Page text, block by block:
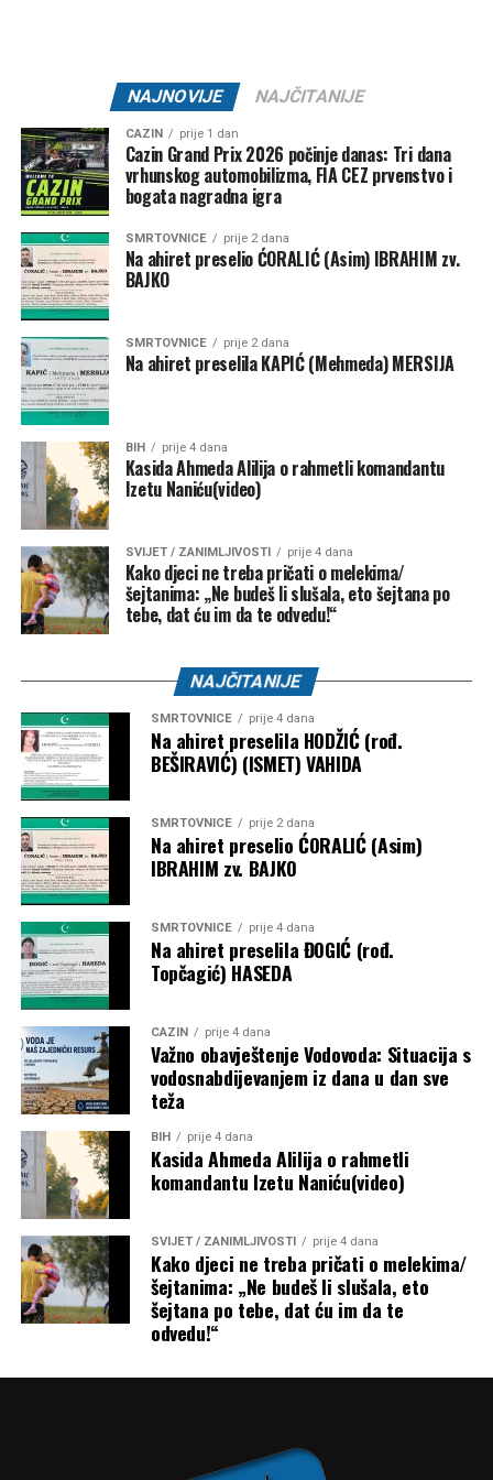
NK “Željezničar 73” –
MNK “Željo” –5.000 KM
Klub borilačkih sportova “Serhat” –1.500 KM
Ključ – 84.000 KM
NK “Ključ” –80.000 KM
Kanu-kajakaški klub “K4” –
FK “Bajer 99” Velagići –
NK “Omladinac” Sanica –1.000 KM
Bužim – 27.000 KM
NK “Vitez” – 10.000 KM
FK “Bratstvo-Veterani” –
FK “Konjodor” –
FK “Bužim” –3.000 KM
OK “Bužim” –3.000 KM
ŽOK “Bužim” –1.000 KM
Bosanski Petrovac – 3.500 KM
Udruženje košarkaškog sporta “Mladost” –
Karate klub “Mladost” –1.500 KM
Objavljivanjem kompletne liste korisnika javnost je po prvi
put dobila detaljan uvid u raspodjelu dodatnih budžetskih
sredstava za sport. Ostaje otvoreno pitanje prema kojim su
kriterijima određeni pojedinačni iznosi, budući da
obrazloženje metodologije raspodjele nije objavljeno.
Post
Share
Tweet
Mail
NAJNOVIJE NAJČITANIJE
CAZIN prije 1 dan
Cazin Grand Prix 2026 počinje danas: Tri dana
vrhunskog automobilizma, FIA CEZ prvenstvo i
bogata nagradna igra
SMRTOVNICE prije 2 dana
Na ahiret preselio ĆORALIĆ (Asim) IBRAHIM zv.
BAJKO
SMRTOVNICE prije 2 dana
Na ahiret preselila KAPIĆ (Mehmeda) MERSIJA
BIH prije 4 dana
Kasida Ahmeda Alilija o rahmetli komandantu
Izetu Naniću(video)
SVIJET / ZANIMLJIVOSTI prije 4 dana
Kako djeci ne treba pričati o melekima/
šejtanima: „Ne budeš li slušala, eto šejtana po
tebe, dat ću im da te odvedu!“
NAJČITANIJE
SMRTOVNICE prije 4 dana
Na ahiret preselila HODŽIĆ (rođ.
BEŠIRAVIĆ) (ISMET) VAHIDA
SMRTOVNICE prije 2 dana
Na ahiret preselio ĆORALIĆ (Asim)
IBRAHIM zv. BAJKO
SMRTOVNICE prije 4 dana
Na ahiret preselila ĐOGIĆ (rođ.
Topčagić) HASEDA
CAZIN prije 4 dana
Važno obavještenje Vodovoda: Situacija s
vodosnabdijevanjem iz dana u dan sve
teža
BIH prije 4 dana
Kasida Ahmeda Alilija o rahmetli
komandantu Izetu Naniću(video)
SVIJET / ZANIMLJIVOSTI prije 4 dana
Kako djeci ne treba pričati o melekima/
šejtanima: „Ne budeš li slušala, eto
šejtana po tebe, dat ću im da te
odvedu!“